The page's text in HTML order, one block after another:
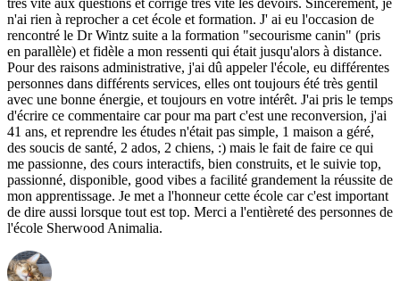
très vite aux questions et corrige très vite les devoirs. Sincèrement, je
n'ai rien à reprocher a cet école et formation. J' ai eu l'occasion de
rencontré le Dr Wintz suite a la formation "secourisme canin" (pris
en parallèle) et fidèle a mon ressenti qui était jusqu'alors à distance.
Pour des raisons administrative, j'ai dû appeler l'école, eu différentes
personnes dans différents services, elles ont toujours été très gentil
avec une bonne énergie, et toujours en votre intérêt. J'ai pris le temps
d'écrire ce commentaire car pour ma part c'est une reconversion, j'ai
41 ans, et reprendre les études n'était pas simple, 1 maison a géré,
des soucis de santé, 2 ados, 2 chiens, :) mais le fait de faire ce qui
me passionne, des cours interactifs, bien construits, et le suivie top,
passionné, disponible, good vibes a facilité grandement la réussite de
mon apprentissage. Je met a l'honneur cette école car c'est important
de dire aussi lorsque tout est top. Merci a l'entièreté des personnes de
l'école Sherwood Animalia.